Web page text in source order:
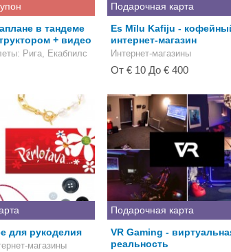
в тандеме
+ видео
: Рига, Екабпилс
Подарочная карта
Es Mīlu Kafiju -
интернет-магазин
Интернет-магазины
От € 10 До € 400
для рукоделия
магазины
Подарочная карта
VR Gaming -
реальность